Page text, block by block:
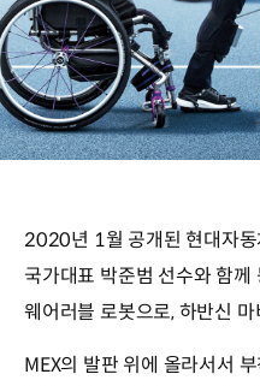
2020년 1월 공개된 현대자
국가대표 박준범 선수와 함께
웨어러블 로봇으로, 하반신
MEX의 발판 위에 올라서서